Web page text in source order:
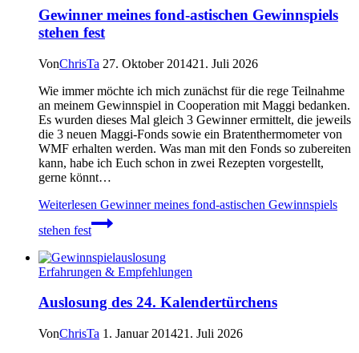
Gewinner meines fond-astischen Gewinnspiels
stehen fest
VonChrisTa 27. Oktober 201421. Juli 2026
Wie immer möchte ich mich zunächst für die rege Teilnahme
an meinem Gewinnspiel in Cooperation mit Maggi bedanken.
Es wurden dieses Mal gleich 3 Gewinner ermittelt, die jeweils
die 3 neuen Maggi-Fonds sowie ein Bratenthermometer von
WMF erhalten werden. Was man mit den Fonds so zubereiten
kann, habe ich Euch schon in zwei Rezepten vorgestellt,
gerne könnt…
Weiterlesen Gewinner meines fond-astischen Gewinnspiels
stehen fest
Erfahrungen & Empfehlungen
Auslosung des 24. Kalendertürchens
VonChrisTa 1. Januar 201421. Juli 2026